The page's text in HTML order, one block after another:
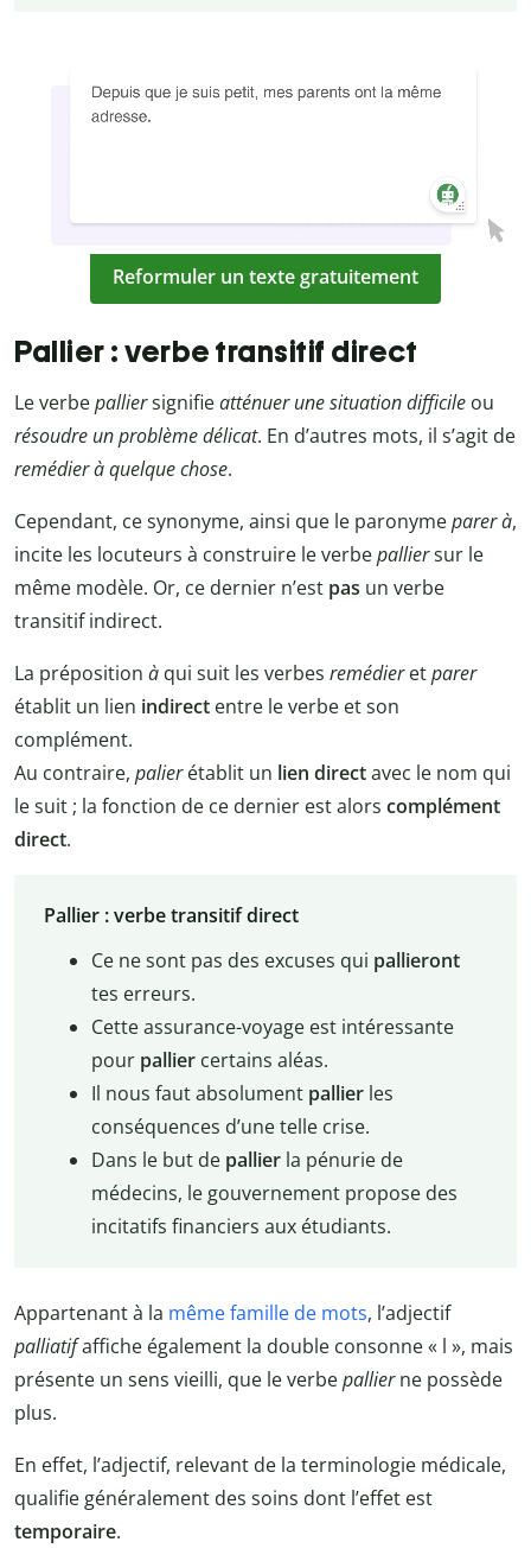
Reformuler un texte gratuitement
Pallier : verbe transitif direct
Le verbepalliersignifieatténuer une situation difficile ou
résoudre un problème délicat. En d’autres mots, il s’agit de
remédier à quelque chose.
Cependant, ce synonyme, ainsi que le paronymeparer à,
incite les locuteurs à construire le verbepalliersur le
même modèle. Or, ce dernier n’est pas un verbe
transitif indirect.
La préposition à qui suit les verbes remédieretparer
établit un lien indirect entre le verbe et son
complément.
Au contraire, palierétablit un lien directavec le nom qui
le suit ; la fonction de ce dernier est alors complément
direct.
Pallier : verbe transitif direct
Ce ne sont pas des excuses qui pallieront
tes erreurs.
Cette assurance-voyage est intéressante
pour pallier certains aléas.
Il nous faut absolument pallier les
conséquences d’une telle crise.
Dans le but depallierla pénurie de
médecins, le gouvernement propose des
incitatifs financiers aux étudiants.
Appartenant à la même famille de mots, l’adjectif
palliatifaffiche également la double consonne « l », mais
présente un sens vieilli, que le verbepallierne possède
plus.
En effet, l’adjectif, relevant de la terminologie médicale,
qualifie généralement des soins dont l’effet est
temporaire.